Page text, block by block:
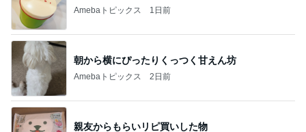
Amebaトピックス 1日前
朝から横にぴったりくっつく甘えん坊
Amebaトピックス 2日前
親友からもらいリピ買いした物